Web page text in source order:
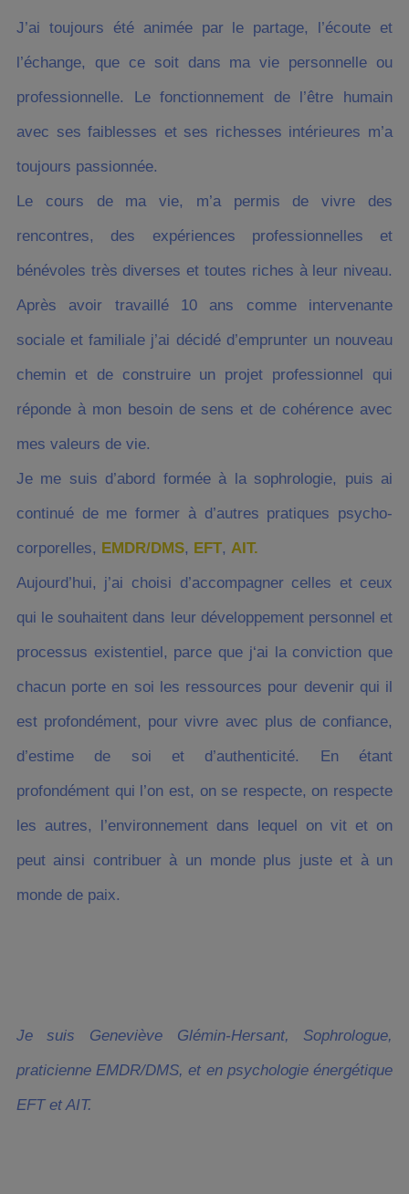
J’ai toujours été animée par le partage, l’écoute et
l’échange, que ce soit dans ma vie personnelle ou
professionnelle. Le fonctionnement de l’être humain
avec ses faiblesses et ses richesses intérieures m’a
toujours passionnée.
Le cours de ma vie, m’a permis de vivre des
rencontres, des expériences professionnelles et
bénévoles très diverses et toutes riches à leur niveau.
Après avoir travaillé 10 ans comme intervenante
sociale et familiale j’ai décidé d’emprunter un nouveau
chemin et de construire un projet professionnel qui
réponde à mon besoin de sens et de cohérence avec
mes valeurs de vie.
Je me suis d’abord formée à la sophrologie, puis ai
continué de me former à d’autres pratiques psycho-
corporelles, EMDR/DMS, EFT, AIT.
Aujourd’hui, j’ai choisi d’accompagner celles et ceux
qui le souhaitent dans leur développement personnel et
processus existentiel, parce que j‘ai la conviction que
chacun porte en soi les ressources pour devenir qui il
est profondément, pour vivre avec plus de confiance,
d’estime de soi et d’authenticité. En étant
profondément qui l’on est, on se respecte, on respecte
les autres, l’environnement dans lequel on vit et on
peut ainsi contribuer à un monde plus juste et à un
monde de paix.
Je suis Geneviève Glémin-Hersant, Sophrologue,
praticienne EMDR/DMS, et en psychologie énergétique
EFT et AIT.